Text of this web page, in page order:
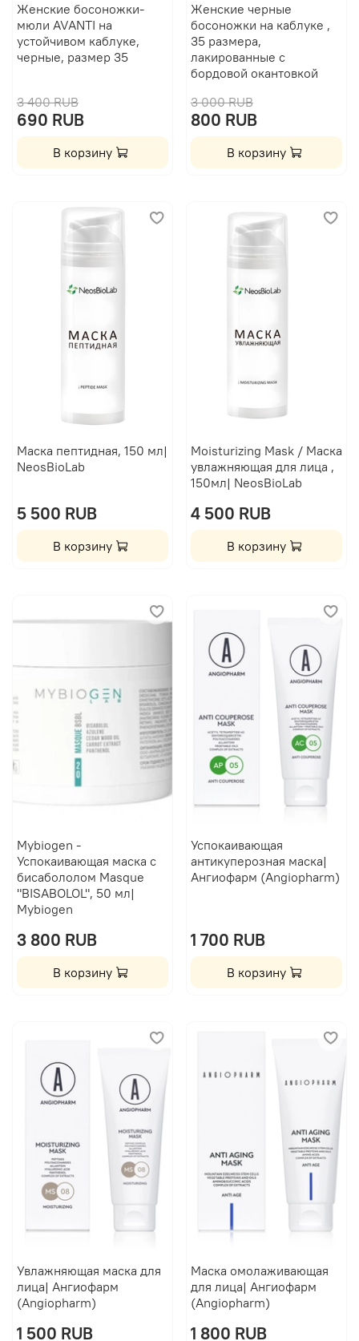
Женские босоножки-
мюли AVANTI на
устойчивом каблуке,
черные, размер 35
3 400 RUB
690 RUB
В корзину
Женские черные
босоножки на каблуке ,
35 размера,
лакированные с
бордовой окантовкой
3 000 RUB
800 RUB
В корзину
Маска пептидная, 150 мл|
NeosBioLab
5 500 RUB
В корзину
Moisturizing Mask / Маска
увлажняющая для лица ,
150мл| NeosBioLab
4 500 RUB
В корзину
Mybiogen -
Успокаивающая маска с
бисабололом Masque
"BISABOLOL", 50 мл|
Mybiogen
3 800 RUB
В корзину
Успокаивающая
антикуперозная маска|
Ангиофарм (Angiopharm)
1 700 RUB
В корзину
Увлажняющая маска для
лица| Ангиофарм
(Angiopharm)
1 500 RUB
Маска омолаживающая
для лица| Ангиофарм
(Angiopharm)
1 800 RUB